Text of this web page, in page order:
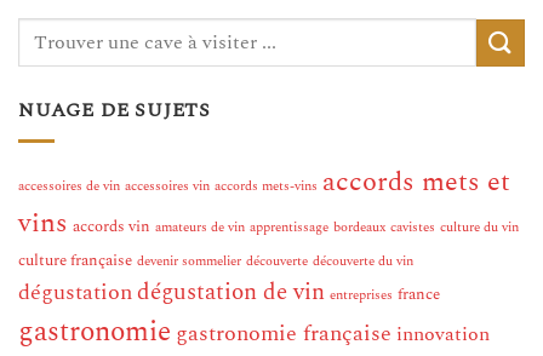
NUAGE DE SUJETS
accessoires de vin accessoires vin accords mets-vins accords mets et
vins accords vin amateurs de vin apprentissage bordeaux cavistes culture du vin
culture française devenir sommelier découverte découverte du vin
dégustationdégustation de vin entreprises france
gastronomie gastronomie française innovation